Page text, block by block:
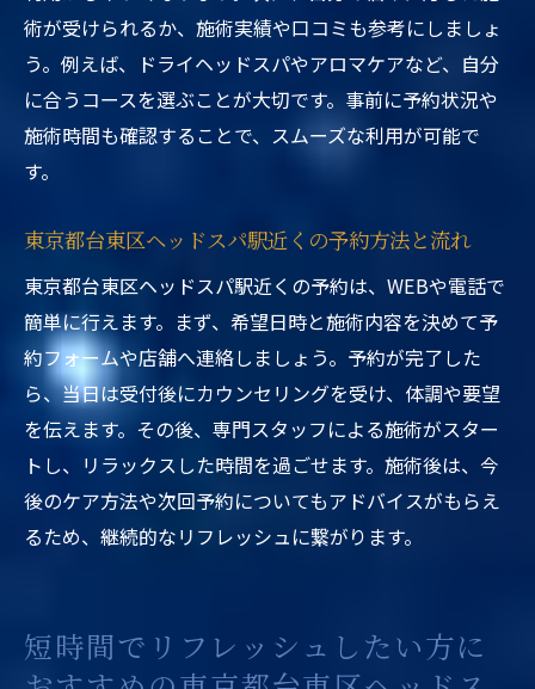
術が受けられるか、施術実績や口コミも参考にしましょ
う。例えば、ドライヘッドスパやアロマケアなど、自分
に合うコースを選ぶことが大切です。事前に予約状況や
施術時間も確認することで、スムーズな利用が可能で
す。
東京都台東区ヘッドスパ駅近くの予約方法と流れ
東京都台東区ヘッドスパ駅近くの予約は、WEBや電話で
簡単に行えます。まず、希望日時と施術内容を決めて予
約フォームや店舗へ連絡しましょう。予約が完了した
ら、当日は受付後にカウンセリングを受け、体調や要望
を伝えます。その後、専門スタッフによる施術がスター
トし、リラックスした時間を過ごせます。施術後は、今
後のケア方法や次回予約についてもアドバイスがもらえ
るため、継続的なリフレッシュに繋がります。
短時間でリフレッシュしたい方に